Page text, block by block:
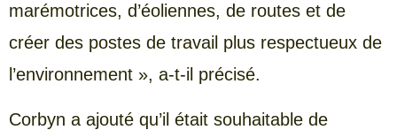
marémotrices, d’éoliennes, de routes et de
créer des postes de travail plus respectueux de
l’environnement », a-t-il précisé.
Corbyn a ajouté qu’il était souhaitable de